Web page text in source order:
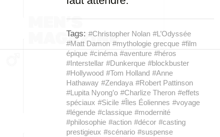
Tags: #Christopher Nolan #L’Odyssée
#Matt Damon #mythologie grecque #film
épique #cinéma #aventure #héros
#Interstellar #Dunkerque #blockbuster
#Hollywood #Tom Holland #Anne
Hathaway #Zendaya #Robert Pattinson
#Lupita Nyong’o #Charlize Theron #effets
spéciaux #Sicile #Îles Éoliennes #voyage
#légende #classique #modernité
#philosophie #action #décor #casting
prestigieux #scénario #suspense